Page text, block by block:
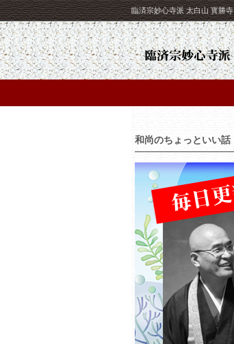
臨済宗妙心寺派 太白山 寳勝寺
和尚のちょっといい話